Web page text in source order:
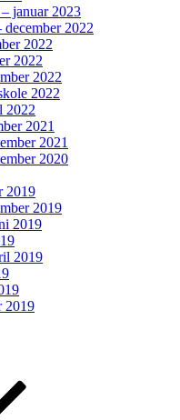
januar 2023
2022
2022
2022
2022
2022
2022
2021
2021
2020
2019
2019
2019
2019
2019